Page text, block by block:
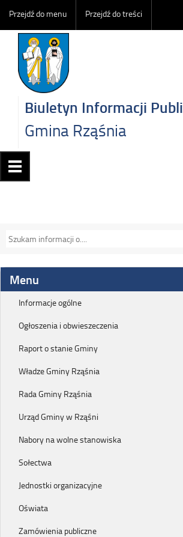
Przejdź do menu Przejdź do treści
Biuletyn Informacji
Gmina Rząśnia
Menu
Informacje ogólne
Ogłoszenia i obwieszeczenia
Raport o stanie Gminy
Władze Gminy Rząśnia
Rada Gminy Rząśnia
Urząd Gminy w Rząśni
Nabory na wolne stanowiska
Sołectwa
Jednostki organizacyjne
Oświata
Zamówienia publiczne